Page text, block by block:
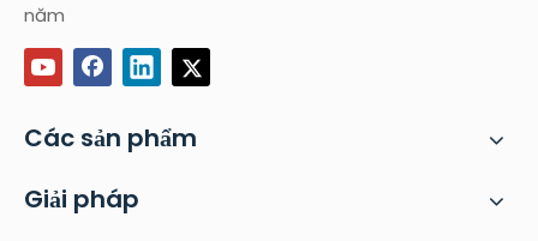
năm
Các sản phẩm
Giải pháp